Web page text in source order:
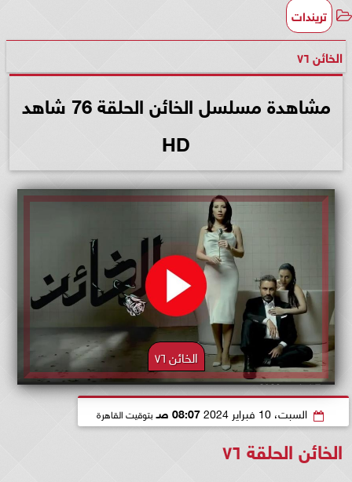
تريندات
الخائن ٧٦
مشاهدة مسلسل الخائن الحلقة 76 شاهد
HD
الخائن ٧٦
السبت، 10 فبراير 2024 08:07 صـ بتوقيت القاهرة
الخائن الحلقة ٧٦